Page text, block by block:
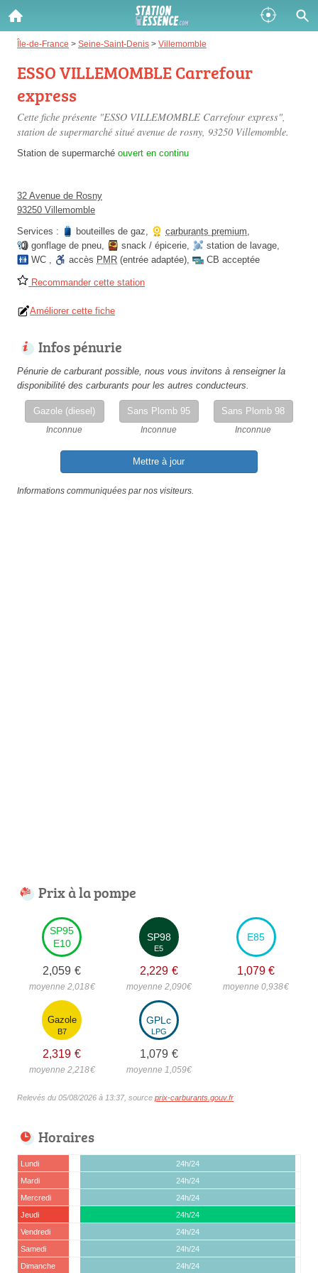
Île-de-France > Seine-Saint-Denis > Villemomble
ESSO VILLEMOMBLE Carrefour
express
Cette fiche présente "ESSO VILLEMOMBLE Carrefour express",
station de supermarché situé avenue de rosny, 93250 Villemomble.
Station de supermarché ouvert en continu
32 Avenue de Rosny
93250 Villemomble
Services :
bouteilles de gaz, carburants premium,
gonflage de pneu, snack / épicerie, station de lavage,
WC , accès PMR (entrée adaptée), CB acceptée
Recommander cette station
Améliorer cette fiche
Infos pénurie
Pénurie de carburant possible, nous vous invitons à renseigner la
disponibilité des carburants pour les autres conducteurs.
Gazole (diesel)
Inconnue
Sans Plomb 95
Inconnue
Sans Plomb 98
Inconnue
Mettre à jour
Informations communiquées par nos visiteurs.
Prix à la pompe
SP95
E10
2,059 €
moyenne 2,018€
SP98
E5
2,229 €
moyenne 2,090€
E85
1,079 €
moyenne 0,938€
Gazole
B7
2,319 €
moyenne 2,218€
GPLc
LPG
1,079 €
moyenne 1,059€
Relevés du 05/08/2026 à 13:37, source prix-carburants.gouv.fr
Horaires
Lundi
24h/24
Mardi
24h/24
Mercredi
24h/24
Jeudi
24h/24
Vendredi
24h/24
Samedi
24h/24
Dimanche
24h/24
Gazole :
Disponible Épuisé
SP 98 :
Disponible Épuisé
SP 95 :